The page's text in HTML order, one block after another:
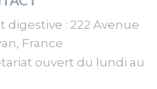
digestive : 222 Avenue
, France
ouvert du lundi au